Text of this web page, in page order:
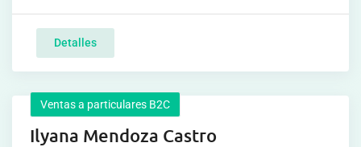
Detalles
Ventas a particulares B2C
Ilyana Mendoza Castro